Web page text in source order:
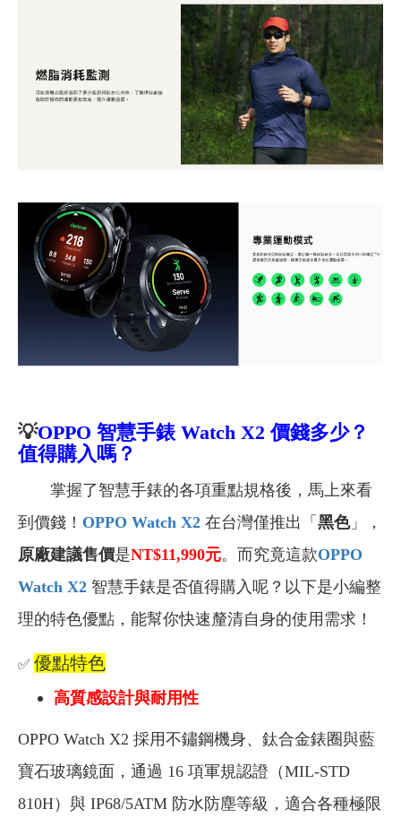
💡OPPO 智慧手錶 Watch X2價錢多少？
值得購入嗎？
掌握了智慧手錶的各項重點規格後，馬上來看
到價錢！ OPPO Watch X2 在台灣僅推出「 黑色」，
原廠建議售價是NT$11,990元。而究竟這款OPPO
Watch X2 智慧手錶是否值得購入呢？以下是小編整
理的特色優點，能幫你快速釐清自身的使用需求！
✅ 優點特色
高質感設計與耐用性
OPPO Watch X2 採用不鏽鋼機身、鈦合金錶圈與藍
寶石玻璃鏡面，通過 16 項軍規認證（MIL-STD
810H）與 IP68/5ATM 防水防塵等級，適合各種極限